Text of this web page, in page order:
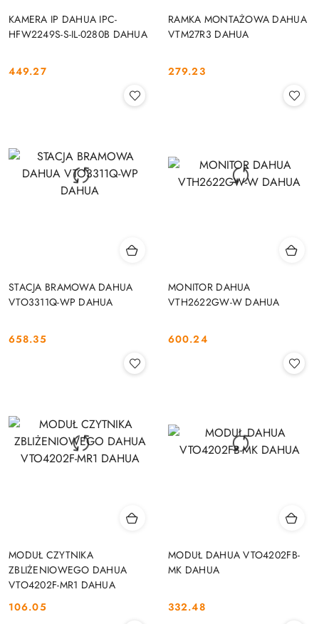
KAMERA IP DAHUA IPC-
HFW2249S-S-IL-0280B DAHUA
Cena:
449.27
RAMKA MONTAŻOWA DAHUA
VTM27R3 DAHUA
Cena:
279.23
STACJA BRAMOWA DAHUA
VTO3311Q-WP DAHUA
Cena:
658.35
MONITOR DAHUA
VTH2622GW-W DAHUA
Cena:
600.24
MODUŁ CZYTNIKA
ZBLIŻENIOWEGO DAHUA
VTO4202F-MR1 DAHUA
Cena:
106.05
MODUŁ DAHUA VTO4202FB-
MK DAHUA
Cena:
332.48